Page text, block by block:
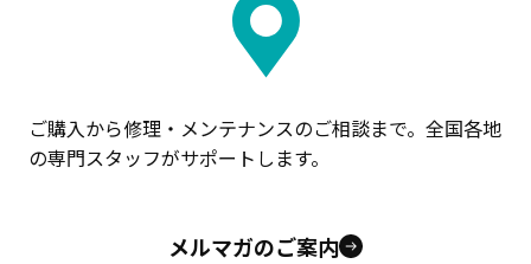
ご購入から修理・メンテナンスのご相談まで。全国各地
の専門スタッフがサポートします。
メルマガのご案内